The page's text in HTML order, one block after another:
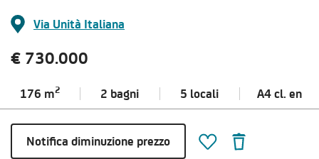
Via Unità Italiana
€ 730.000
176 m2 2 bagni 5 locali A4 cl. en
Notifica diminuzione prezzo